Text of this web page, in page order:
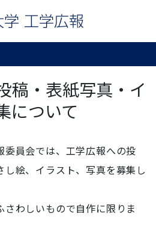
稿・表紙写真・イ
について
員会では、工学広報への投
絵、イラスト、写真を募集し
わしいもので自作に限りま